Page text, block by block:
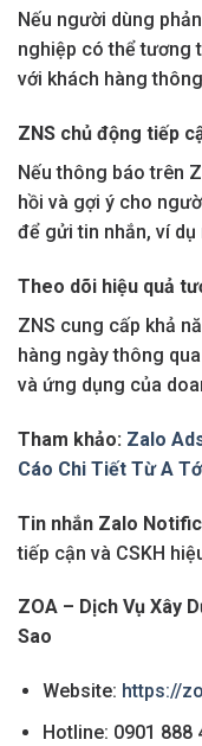
Nếu người dùng
nghiệp có thể tương
với khách hàng
ZNS chủ động tiếp
Nếu thông báo trên
hồi và gợi ý cho
để gửi tin nhắn, ví dụ
Theo dõi hiệu quả
ZNS cung cấp khả
hàng ngày thông
và ứng dụng của
Tham khảo: Zalo
Cáo Chi Tiết Từ A
Tin nhắn Zalo
tiếp cận và CSKH
ZOA – Dịch Vụ Xây
Sao
Website: https://
Hotline: 0901 888